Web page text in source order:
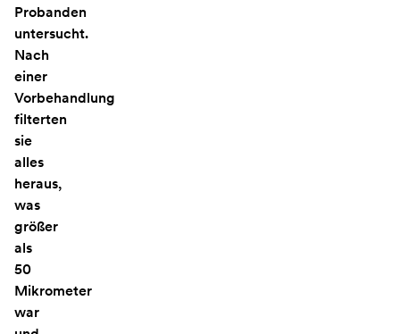
Probanden
untersucht.
Nach
einer
Vorbehandlung
filterten
sie
alles
heraus,
was
größer
als
50
Mikrometer
war